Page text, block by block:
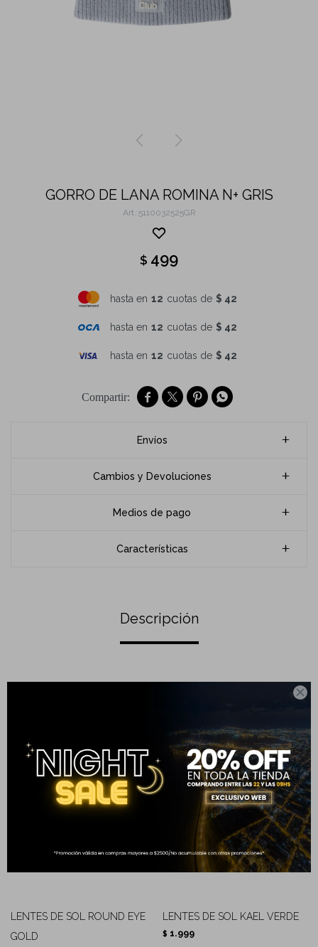

GORRO DE LANA ROMINA N+ GRIS
5110032525GR
$ 499
hasta en 12 cuotas de $ 42
hasta en 12 cuotas de $ 42
hasta en 12 cuotas de $ 42
   
Envíos
Cambios y Devoluciones
Medios de pago
Características
Descripción
LENTES DE SOL ROUND EYE
GOLD
LENTES DE SOL KAEL VERDE
$ 1.999